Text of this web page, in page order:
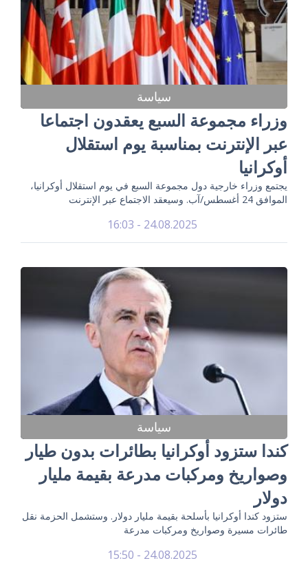
سياسة
وزراء مجموعة السبع يعقدون اجتماعا
عبر الإنترنت بمناسبة يوم استقلال
أوكرانيا
يجتمع وزراء خارجية دول مجموعة السبع في يوم استقلال أوكرانيا،
الموافق 24 أغسطس/آب. وسيعقد الاجتماع عبر الإنترنت
24.08.2025 - 16:03
سياسة
كندا ستزود أوكرانيا بطائرات بدون طيار
وصواريخ ومركبات مدرعة بقيمة مليار
دولار
ستزود كندا أوكرانيا بأسلحة بقيمة مليار دولار. وستشمل الحزمة نقل
طائرات مسيرة وصواريخ ومركبات مدرعة
24.08.2025 - 15:50